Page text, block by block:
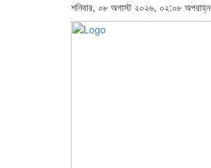
শনিবার, ০৮ অগাস্ট ২০২৬, ০২:০৮ অপরাহ্ন